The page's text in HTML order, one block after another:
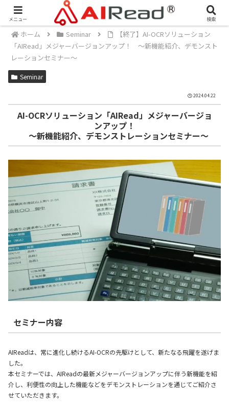
ホーム Seminar
【終了】AI-OCRソリューション
「AIRead」メジャーバージョンアップ！ ～新機能紹介、デモンスト
レーションセミナー～
Seminar
2024.04.22
AI-OCRソリューション「AIRead」メジャーバージョ
ンアップ！
～新機能紹介、デモンストレーションセミナー～
セミナー内容
AIReadは、常に進化し続けるAI-OCRの先駆けとして、新たなる飛躍を遂げま
した。
本セミナーでは、AIReadの最新メジャーバージョンアップに伴う新機能を紹
介し、利便性の向上した機能などをデモンストレーションを通じてご紹介さ
せていただきます。
メニュー 検索